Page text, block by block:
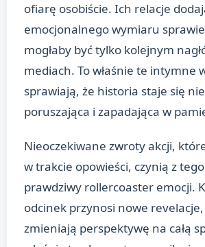
ofiarę osobiście. Ich relacje
emocjonalnego wymiaru
mogłaby być tylko kolejnym
mediach. To właśnie te intymne
sprawiają, że historia staje się
poruszająca i zapadająca w
Nieoczekiwane zwroty akcji,
w trakcie opowieści, czynią z
prawdziwy rollercoaster emocji.
odcinek przynosi nowe
zmieniają perspektywę na całą